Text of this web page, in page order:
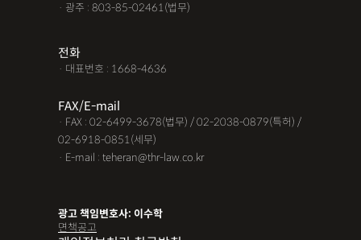
· 광주 : 803-85-02461(법무)
전화
· 대표번호 : 1668-4636
FAX/E-mail
· FAX : 02-6499-3678(법무) / 02-2038-0879(특허) /
02-6918-0851(세무)
· E-mail : teheran@thr-law.co.kr
광고 책임변호사: 이수학
면책공고